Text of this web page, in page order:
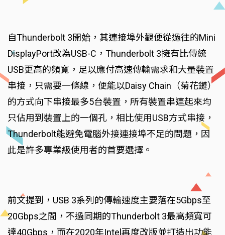
自Thunderbolt 3開始，其連接埠外觀便從過往的Mini
DisplayPort改為USB-C，Thunderbolt 3擁有比傳統
USB更高的頻寬，足以應付高速傳輸需求和大量裝置
串接，只需要一條線，便能以Daisy Chain（菊花鏈）
的方式向下串接最多5台裝置，所有裝置串連起來均
只佔用到裝置上的一個孔，相比使用USB方式串接，
Thunderbolt能避免電腦外接連接埠不足的問題，因
此是許多專業級使用者的首要選擇。
前文提到，USB 3系列的傳輸速度主要落在5Gbps至
20Gbps之間，不過同期的Thunderbolt 3最高頻寬可
達40Gbps，而在2020年Intel再度改版並打造出功能